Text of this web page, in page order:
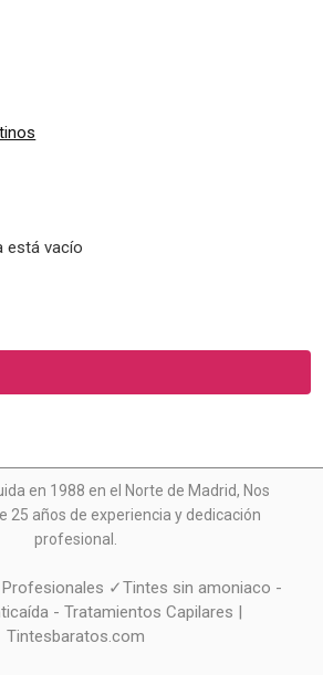
está vacío
en 1988 en el Norte de Madrid, Nos
25 años de experiencia y dedicación
profesional.
✓Tintes sin amoniaco -
- Tratamientos Capilares |
Tintesbaratos.com